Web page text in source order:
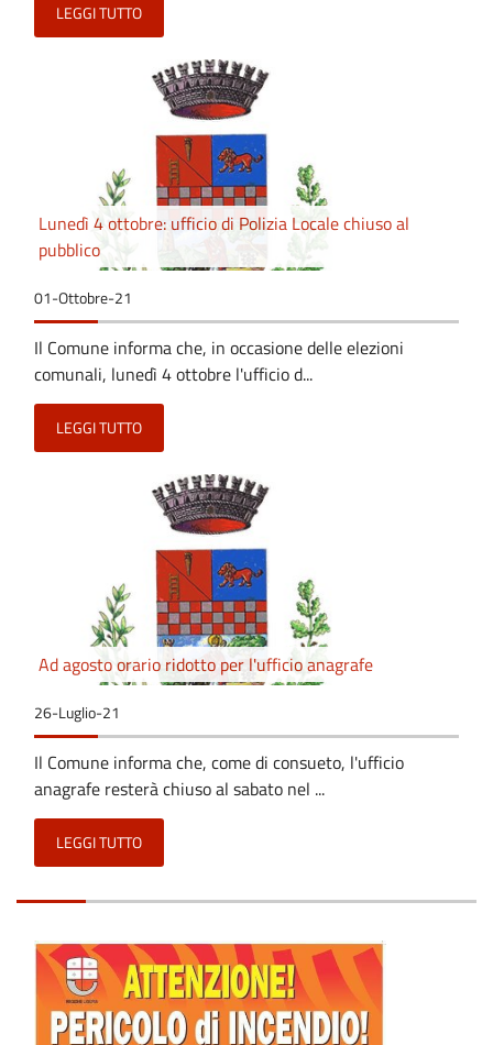
LEGGI TUTTO
Lunedì 4 ottobre: ufficio di Polizia Locale chiuso al
pubblico
01-Ottobre-21
Il Comune informa che, in occasione delle elezioni
comunali, lunedì 4 ottobre l'ufficio d...
LEGGI TUTTO
Ad agosto orario ridotto per l'ufficio anagrafe
26-Luglio-21
Il Comune informa che, come di consueto, l'ufficio
anagrafe resterà chiuso al sabato nel ...
LEGGI TUTTO